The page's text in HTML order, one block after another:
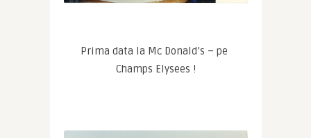
Prima data la Mc Donald’s – pe
Champs Elysees !